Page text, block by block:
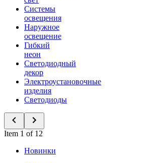
Системы
освещения
Наружное
освещение
Гибкий
неон
Светодиодный
декор
Электроустановочные
изделия
Светодиоды
Item 1 of 12
Новинки